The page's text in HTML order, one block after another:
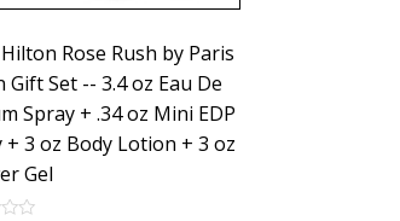
Rose Rush by Paris
Gift Set -- 3.4 oz Eau De
Spray + .34 oz Mini EDP
+ 3 oz Body Lotion + 3 oz
Gel